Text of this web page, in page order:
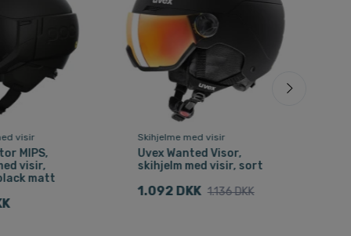
visir
MIPS,
visir,
matt
Skihjelme med visir
Uvex Wanted Visor,
skihjelm med visir, sort
1.092 DKK 1.136 DKK